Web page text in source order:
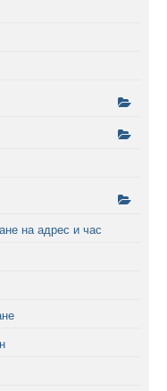
на адрес и час